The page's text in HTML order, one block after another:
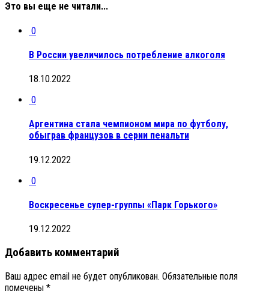
Это вы еще не читали...
0
В России увеличилось потребление алкоголя
18.10.2022
0
Аргентина стала чемпионом мира по футболу,
обыграв французов в серии пенальти
19.12.2022
0
Воскресенье супер-группы «Парк Горького»
19.12.2022
Добавить комментарий
Ваш адрес email не будет опубликован. Обязательные поля
помечены *